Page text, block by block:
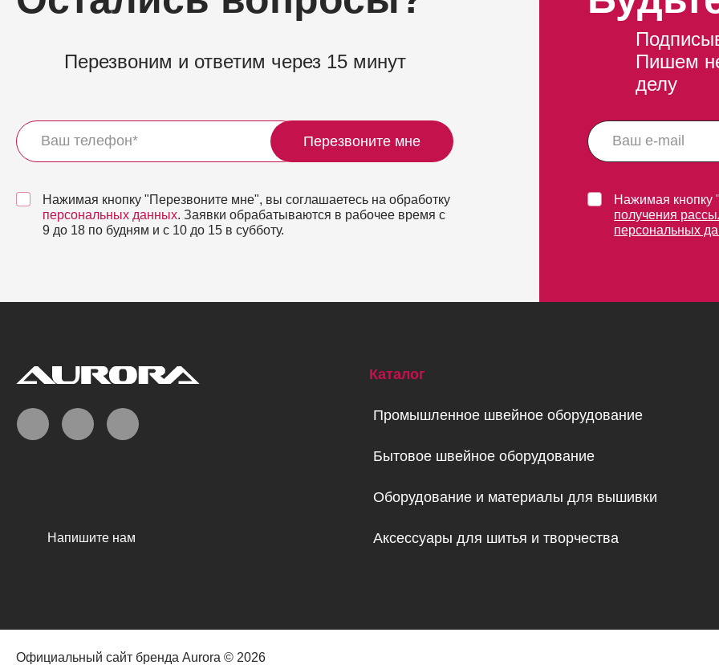
Перезвоним и ответим через 15 минут
Перезвоните мне
Нажимая кнопку "Перезвоните мне", вы соглашаетесь на обработку
персональных данных. Заявки обрабатываются в рабочее время с
9 до 18 по будням и с 10 до 15 в субботу.
Пишем
делу
Нажимая кнопку
получения
персональных
Напишите нам
Каталог
Промышленное швейное оборудование
Бытовое швейное оборудование
Оборудование и материалы для вышивки
Аксессуары для шитья и творчества
Официальный сайт бренда Aurora © 2026